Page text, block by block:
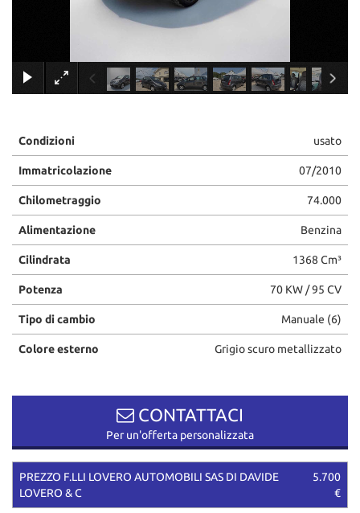
×
Condizioni usato
Immatricolazione 07/2010
Chilometraggio 74.000
Alimentazione Benzina
Cilindrata 1368 Cm³
Potenza 70 KW / 95 CV
Tipo di cambio Manuale (6)
Colore esterno Grigio scuro metallizzato
CONTATTACI
Per un'offerta personalizzata
PREZZO F.LLI LOVERO AUTOMOBILI SAS DI DAVIDE
LOVERO & C
5.700
€
offrire
le
svolgere
attività
di
seguito
descritte.
Per
ottenere
maggiori
informazioni
sull'utilità
sul
funzionamento
alla
cookie